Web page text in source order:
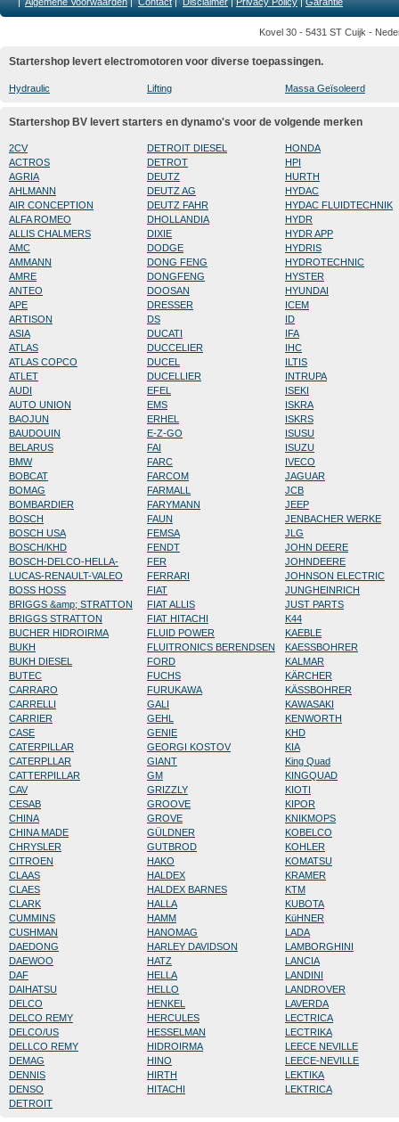
Kovel 30 - 5431 ST Cuijk -
Startershop levert electromotoren voor diverse toepassingen.
Hydraulic Lifting Massa Geïsoleerd
Startershop BV levert starters en dynamo's voor de volgende merken
2CV
ACTROS
AGRIA
AHLMANN
AIR CONCEPTION
ALFA ROMEO
ALLIS CHALMERS
AMC
AMMANN
AMRE
ANTEO
APE
ARTISON
ASIA
ATLAS
ATLAS COPCO
ATLET
AUDI
AUTO UNION
BAOJUN
BAUDOUIN
BELARUS
BMW
BOBCAT
BOMAG
BOMBARDIER
BOSCH
BOSCH USA
BOSCH/KHD
BOSCH-DELCO-HELLA-
LUCAS-RENAULT-VALEO
BOSS HOSS
BRIGGS &amp; STRATTON
BRIGGS STRATTON
BUCHER HIDROIRMA
BUKH
BUKH DIESEL
BUTEC
CARRARO
CARRELLI
CARRIER
CASE
CATERPILLAR
CATERPLLAR
CATTERPILLAR
CAV
CESAB
CHINA
CHINA MADE
CHRYSLER
CITROEN
CLAAS
CLAES
CLARK
CUMMINS
CUSHMAN
DAEDONG
DAEWOO
DAF
DAIHATSU
DELCO
DELCO REMY
DELCO/US
DELLCO REMY
DEMAG
DENNIS
DENSO
DETROIT
DETROIT DIESEL
DETROT
DEUTZ
DEUTZ AG
DEUTZ FAHR
DHOLLANDIA
DIXIE
DODGE
DONG FENG
DONGFENG
DOOSAN
DRESSER
DS
DUCATI
DUCCELIER
DUCEL
DUCELLIER
EFEL
EMS
ERHEL
E-Z-GO
FAI
FARC
FARCOM
FARMALL
FARYMANN
FAUN
FEMSA
FENDT
FER
FERRARI
FIAT
FIAT ALLIS
FIAT HITACHI
FLUID POWER
FLUITRONICS BERENDSEN
FORD
FUCHS
FURUKAWA
GALI
GEHL
GENIE
GEORGI KOSTOV
GIANT
GM
GRIZZLY
GROOVE
GROVE
GÜLDNER
GUTBROD
HAKO
HALDEX
HALDEX BARNES
HALLA
HAMM
HANOMAG
HARLEY DAVIDSON
HATZ
HELLA
HELLO
HENKEL
HERCULES
HESSELMAN
HIDROIRMA
HINO
HIRTH
HITACHI
HONDA
HPI
HURTH
HYDAC
HYDAC FLUIDTECHNIK
HYDR
HYDR APP
HYDRIS
HYDROTECHNIC
HYSTER
HYUNDAI
ICEM
ID
IFA
IHC
ILTIS
INTRUPA
ISEKI
ISKRA
ISKRS
ISUSU
ISUZU
IVECO
JAGUAR
JCB
JEEP
JENBACHER WERKE
JLG
JOHN DEERE
JOHNDEERE
JOHNSON ELECTRIC
JUNGHEINRICH
JUST PARTS
K44
KAEBLE
KAESSBOHRER
KALMAR
KÄRCHER
KÄSSBOHRER
KAWASAKI
KENWORTH
KHD
KIA
King Quad
KINGQUAD
KIOTI
KIPOR
KNIKMOPS
KOBELCO
KOHLER
KOMATSU
KRAMER
KTM
KUBOTA
KüHNER
LADA
LAMBORGHINI
LANCIA
LANDINI
LANDROVER
LAVERDA
LECTRICA
LECTRIKA
LEECE NEVILLE
LEECE-NEVILLE
LEKTIKA
LEKTRICA